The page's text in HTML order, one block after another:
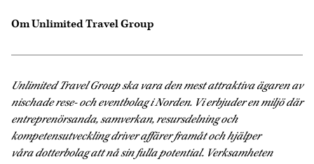
Om Unlimited Travel Group
Unlimited Travel Group ska vara den mest attraktiva ägaren av
nischade rese- och eventbolag i Norden. Vi erbjuder en miljö där
entreprenörsanda, samverkan, resursdelning och
kompetensutveckling driver affärer framåt och hjälper
våra dotterbolag att nå sin fulla potential. Verksamheten